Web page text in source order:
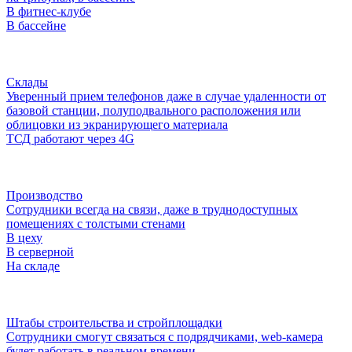
В фитнес-клубе
В бассейне
Склады
Уверенный прием телефонов даже в случае удаленности от
базовой станции, полуподвального расположения или
облицовки из экранирующего материала
ТСД работают через 4G
Производство
Сотрудники всегда на связи, даже в труднодоступных
помещениях с толстыми стенами
В цеху
В серверной
На складе
Штабы строительства и стройплощадки
Сотрудники смогут связаться с подрядчиками, web-камера